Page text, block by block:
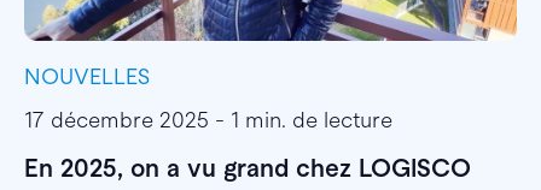
NOUVELLES
17 décembre 2025 - 1 min. de lecture
En 2025, on a vu grand chez LOGISCO